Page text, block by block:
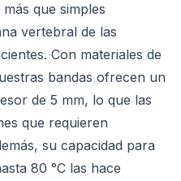
que simples
vertebral de las
Con materiales de
bandas ofrecen un
de 5 mm, lo que las
que requieren
su capacidad para
80 °C las hace